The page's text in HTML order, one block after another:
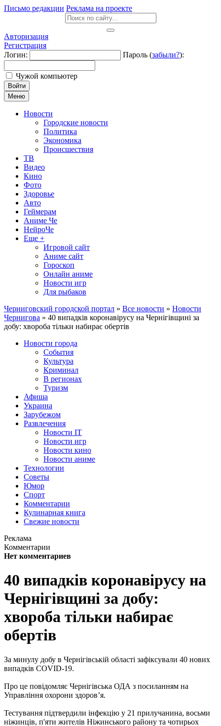
Письмо редакции Реклама на проекте
Авторизация
Регистрация
Логин:
Пароль (забыли?):
Чужой компьютер
Войти
Меню
Новости
Городские новости
Политика
Экономика
Происшествия
ТВ
Видео
Кино
Фото
Здоровье
Авто
Геймерам
Аниме Че
НейроЧе
Еще +
Игровой сайт
Аниме сайт
Гороскоп
Онлайн аниме
Новости игр
Для рыбаков
Черниговский городской портал » Все новости » Новости
Чернигова » 40 випадків коронавірусу на Чернігівщині за
добу: хвороба тільки набирає обертів
Новости города
События
Культура
Криминал
В регионах
Туризм
Афиша
Украина
Зарубежом
Развлечения
Новости IT
Новости игр
Новости кино
Новости аниме
Технологии
Советы
Юмор
Спорт
Комментарии
Кулинарная книга
Свежие новости
Реклама
Комментарии
Нет комментариев
40 випадків коронавірусу на
Чернігівщині за добу:
хвороба тільки набирає
обертів
За минулу добу в Чернігівській області зафіксували 40 нових
випадків COVID-19.
Про це повідомляє Чернігівська ОДА з посиланням на
Управління охорони здоров’я.
Тестування підтвердили інфекцію у 21 прилучанина, восьми
ніжинців, п'яти жителів Ніжинського району та чотирьох